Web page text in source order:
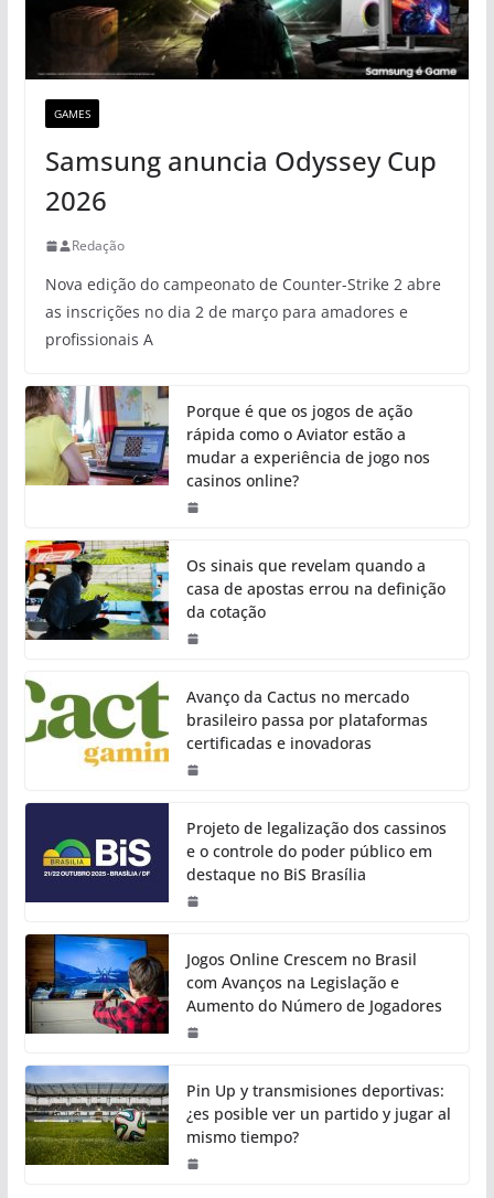
GAMES
Samsung anuncia Odyssey Cup
2026
Redação
Nova edição do campeonato de Counter-Strike 2 abre
as inscrições no dia 2 de março para amadores e
profissionais A
Porque é que os jogos de ação
rápida como o Aviator estão a
mudar a experiência de jogo nos
casinos online?
Os sinais que revelam quando a
casa de apostas errou na definição
da cotação
Avanço da Cactus no mercado
brasileiro passa por plataformas
certificadas e inovadoras
Projeto de legalização dos cassinos
e o controle do poder público em
destaque no BiS Brasília
Jogos Online Crescem no Brasil
com Avanços na Legislação e
Aumento do Número de Jogadores
Pin Up y transmisiones deportivas:
¿es posible ver un partido y jugar al
mismo tiempo?